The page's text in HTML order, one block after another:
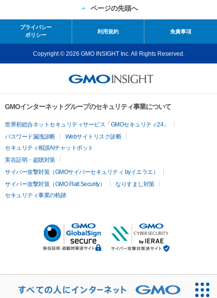
ページの先頭へ
プライバシー
ポリシー
利用規約 免責事項
Copyright © 2026 GMO INSIGHT Inc. All Rights Reserved.
GMOインターネットグループのセキュリティ事業について
世界初総合ネットセキュリティサービス「GMOセキュリティ24」
パスワード漏洩診断
Webサイトリスク診断
セキュリティ相談AIチャットボット
実在証明・盗聴対策
サイバー攻撃対策（GMOサイバーセキュリティ byイエラエ）
サイバー攻撃対策（GMO Flatt Security）
なりすまし対策
セキュリティ事業の軌跡